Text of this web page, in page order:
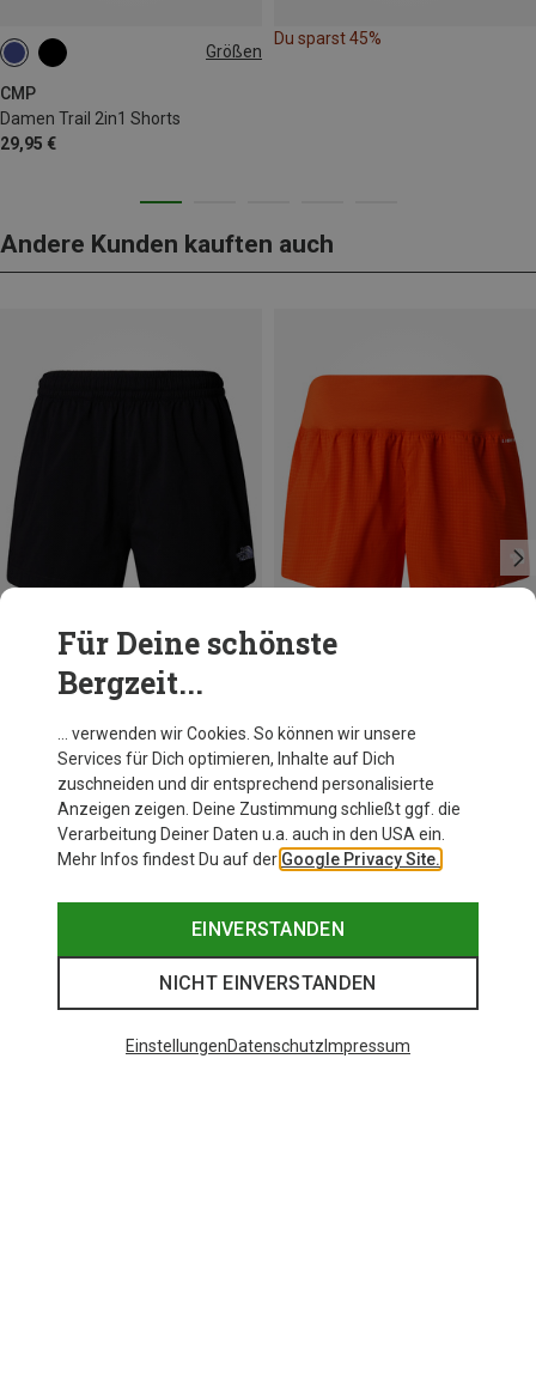
Größen
CMP
Damen Trail 2in1 Shorts
29,95 €
XXS
Du sparst 45%
Andere Kunden kauften auch
Du sparst 18%
The North Face
Damen Sunriser 3" Shorts
59,80 €
Für Deine schönste
Bergzeit...
… verwenden wir Cookies. So können wir unsere
Services für Dich optimieren, Inhalte auf Dich
zuschneiden und dir entsprechend personalisierte
Anzeigen zeigen. Deine Zustimmung schließt ggf. die
Verarbeitung Deiner Daten u.a. auch in den USA ein.
Mehr Infos findest Du auf der Google Privacy Site.
EINVERSTANDEN
NICHT EINVERSTANDEN
EinstellungenDatenschutz Impressum